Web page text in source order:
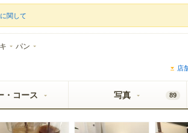
関して
パン
店
・コース 写真 89